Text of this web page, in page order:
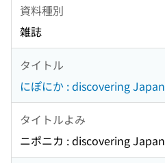
資料種別
雑誌
タイトル
にぽにか : discovering Japan
タイトルよみ
ニポニカ : discovering Japan